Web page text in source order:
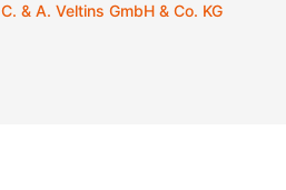
& A. Veltins GmbH & Co. KG